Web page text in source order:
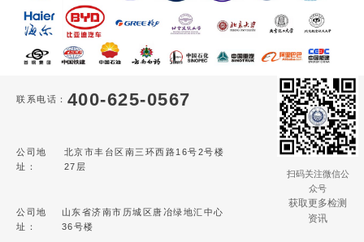
联系电话： 400-625-0567
公司地
址：
北京市丰台区南三环西路16号2号楼
27层
公司地
址：
山东省济南市历城区唐冶绿地汇中心
36号楼
扫码关注微信公
众号
获取更多检测
资讯